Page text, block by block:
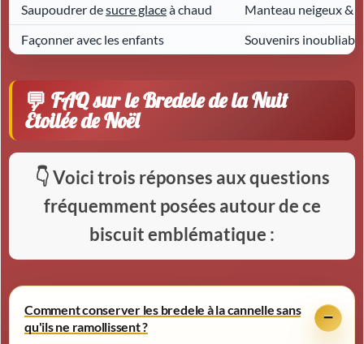
Saupoudrer desucre glaceà chaud
Manteau neigeux &
Façonner avec les enfants
Souvenirs
FAQ sur le Bredele de la Nuit
Étoilée de Noël
Voici trois réponses aux questions
fréquemment posées autour de ce
biscuit emblématique :
Comment conserver les bredele à la cannelle sans
qu'ils ne ramollissent ?